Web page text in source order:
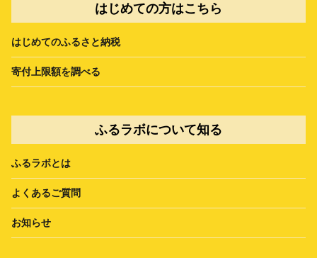
はじめての方はこちら
はじめてのふるさと納税
寄付上限額を調べる
ふるラボについて知る
ふるラボとは
よくあるご質問
お知らせ